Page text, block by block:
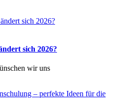
sich 2026?
wir uns